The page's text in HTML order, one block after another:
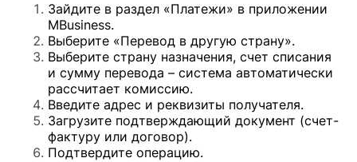
Зайдите в раздел «Платежи» в приложении
MBusiness.
Выберите «Перевод в другую страну».
Выберите страну назначения, счет списания
и сумму перевода – система автоматически
рассчитает комиссию.
Введите адрес и реквизиты получателя.
Загрузите подтверждающий документ (счет-
фактуру или договор).
Подтвердите операцию.